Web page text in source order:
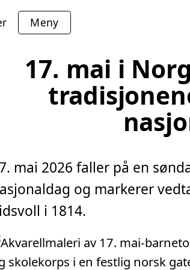
Meny
17. mai i
mai 2026 faller på en
og markerer
i 1814.